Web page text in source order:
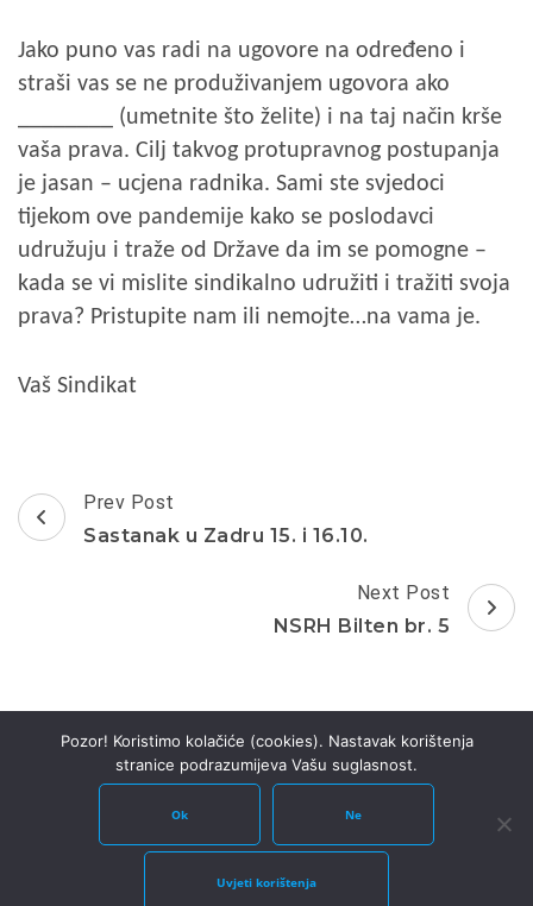
Jako puno vas radi na ugovore na određeno i
straši vas se ne produživanjem ugovora ako
________ (umetnite što želite) i na taj način krše
vaša prava. Cilj takvog protupravnog postupanja
je jasan – ucjena radnika. Sami ste svjedoci
tijekom ove pandemije kako se poslodavci
udružuju i traže od Države da im se pomogne –
kada se vi mislite sindikalno udružiti i tražiti svoja
prava? Pristupite nam ili nemojte…na vama je.
Vaš Sindikat
Post
Navigation
Prev Post
Sastanak u Zadru 15. i 16.10.
Next Post
NSRH Bilten br. 5
Copyright © 2026NSRH.Rara Business | Developed
Rara ThemePowered by
Pozor! Koristimo kolačiće (cookies). Nastavak korištenja
stranice podrazumijeva Vašu suglasnost.
Ok Ne
Uvjeti korištenja